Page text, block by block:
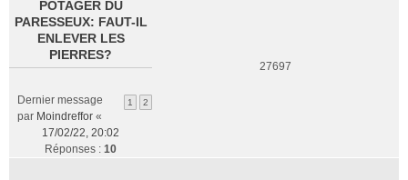
POTAGER DU
PARESSEUX: FAUT-IL
ENLEVER LES
PIERRES?
1 2
Dernier message
par Moindreffor «
17/02/22, 20:02
Réponses : 10
27697